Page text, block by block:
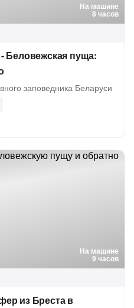
На машине
8 часов
Беловежская пуща:
заповедника Беларуси
На машине
9 часов
из Бреста в